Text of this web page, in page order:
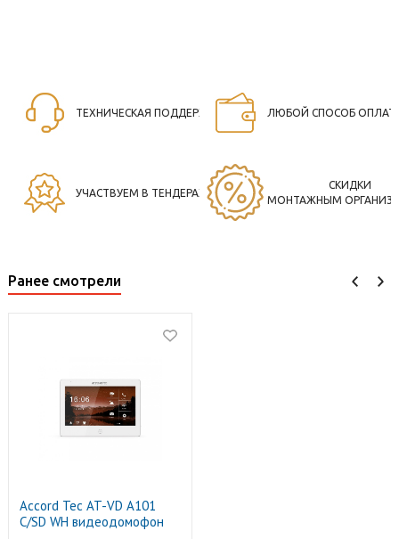
ТЕХНИЧЕСКАЯ ПОДДЕРЖКА ЛЮБОЙ СПОСОБ
УЧАСТВУЕМ В ТЕНДЕРАХ
СКИДКИ
МОНТАЖНЫМ
Ранее смотрели
Accord Tec AT-VD A101
C/SD WH видеодомофон